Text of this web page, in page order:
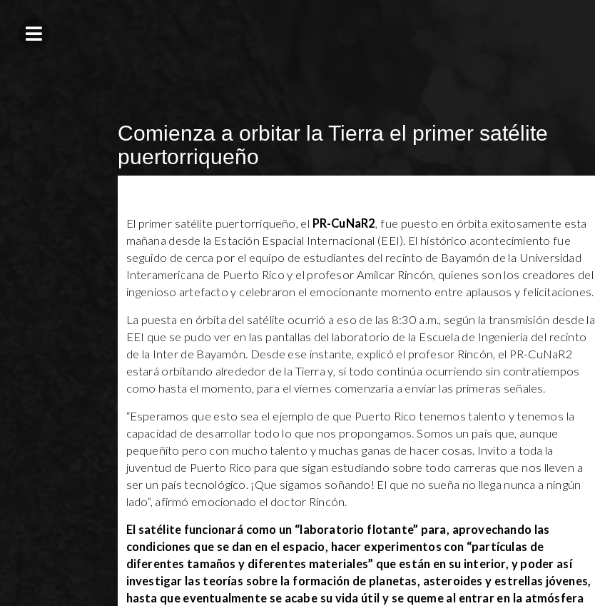
Comienza a orbitar la Tierra el primer satélite
puertorriqueño
El primer satélite puertorriqueño, el PR-CuNaR2, fue puesto en órbita exitosamente esta
mañana desde la Estación Espacial Internacional (EEI). El histórico acontecimiento fue
seguido de cerca por el equipo de estudiantes del recinto de Bayamón de la Universidad
Interamericana de Puerto Rico y el profesor Amílcar Rincón, quienes son los creadores del
ingenioso artefacto y celebraron el emocionante momento entre aplausos y felicitaciones.
La puesta en órbita del satélite ocurrió a eso de las 8:30 a.m., según la transmisión desde la
EEI que se pudo ver en las pantallas del laboratorio de la Escuela de Ingeniería del recinto
de la Inter de Bayamón. Desde ese instante, explicó el profesor Rincón, el PR-CuNaR2
estará orbitando alrededor de la Tierra y, si todo continúa ocurriendo sin contratiempos
como hasta el momento, para el viernes comenzaría a enviar las primeras señales.
“Esperamos que esto sea el ejemplo de que Puerto Rico tenemos talento y tenemos la
capacidad de desarrollar todo lo que nos propongamos. Somos un país que, aunque
pequeñito pero con mucho talento y muchas ganas de hacer cosas. Invito a toda la
juventud de Puerto Rico para que sigan estudiando sobre todo carreras que nos lleven a
ser un país tecnológico. ¡Que sigamos soñando! El que no sueña no llega nunca a ningún
lado”, afirmó emocionado el doctor Rincón.
El satélite funcionará como un “laboratorio flotante” para, aprovechando las
condiciones que se dan en el espacio, hacer experimentos con “partículas de
diferentes tamaños y diferentes materiales” que están en su interior, y poder así
investigar las teorías sobre la formación de planetas, asteroides y estrellas jóvenes,
hasta que eventualmente se acabe su vida útil y se queme al entrar en la atmósfera